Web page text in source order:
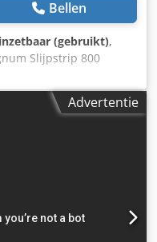
Bellen
(gebruikt),
Slijpstrip 800
800 Beschrijving:
met
Advertentie